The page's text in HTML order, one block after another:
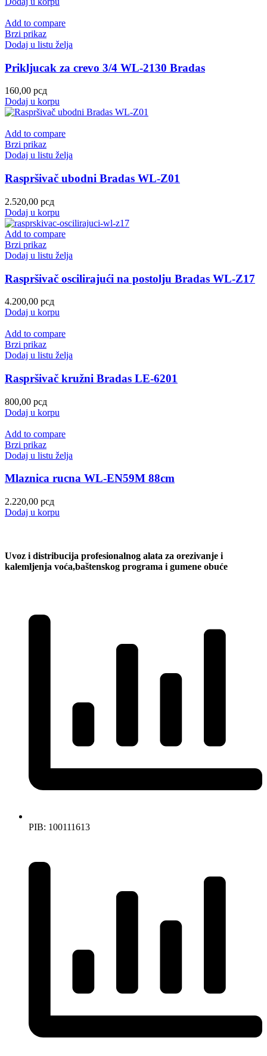
Add to compare
Brzi prikaz
Dodaj u listu želja
Prikljucak za crevo 3/4 WL-2130 Bradas
160,00 рсд
Dodaj u korpu
Add to compare
Brzi prikaz
Dodaj u listu želja
Raspršivač ubodni Bradas WL-Z01
2.520,00 рсд
Dodaj u korpu
Add to compare
Brzi prikaz
Dodaj u listu želja
Raspršivač oscilirajući na postolju Bradas WL-Z17
4.200,00 рсд
Dodaj u korpu
Add to compare
Brzi prikaz
Dodaj u listu želja
Raspršivač kružni Bradas LE-6201
800,00 рсд
Dodaj u korpu
Add to compare
Brzi prikaz
Dodaj u listu želja
Mlaznica rucna WL-EN59M 88cm
2.220,00 рсд
Dodaj u korpu
Uvoz i distribucija profesionalnog alata za orezivanje i
kalemljenja voća,baštenskog programa i gumene obuće
PIB: 100111613